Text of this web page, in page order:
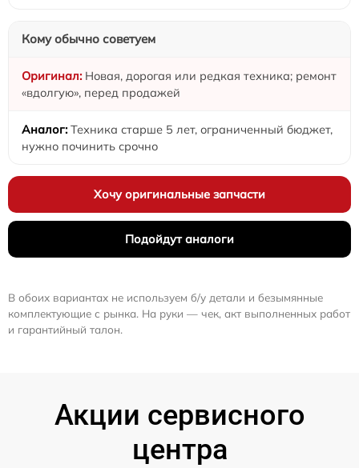
Кому обычно советуем
Новая, дорогая или редкая техника; ремонт
«вдолгую», перед продажей
Техника старше 5 лет, ограниченный бюджет,
нужно починить срочно
Хочу оригинальные запчасти
Подойдут аналоги
В обоих вариантах не используем б/у детали и безымянные
комплектующие с рынка. На руки — чек, акт выполненных работ
и гарантийный талон.
Акции сервисного
центра